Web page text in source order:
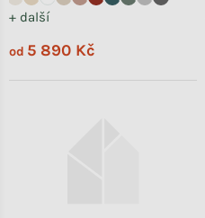
+ další
od 5 890 Kč